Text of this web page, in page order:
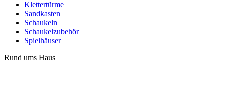
Klettertürme
Sandkasten
Schaukeln
Schaukelzubehör
Spielhäuser
Rund ums Haus